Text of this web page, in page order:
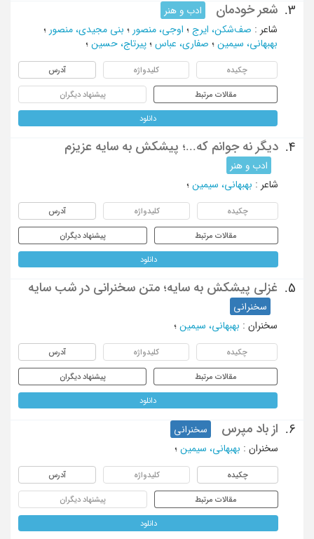
3. شعر خودمان
ادب و هنر
شاعر : صف‌شکن، ایرج ؛ اوجی، منصور ؛ بنی مجیدی، منصور ؛
بهبهانی، سیمین ؛ صفاری، عباس ؛ پیرتاج، حسین ؛
چکیده کلیدواژه آدرس
مقالات مرتبط پیشنهاد دیگران
دانلود
4. دیگر نه جوانم که...؛ پیشکش به سایه عزیزم
ادب و هنر
شاعر : بهبهانی، سیمین ؛
چکیده کلیدواژه آدرس
مقالات مرتبط پیشنهاد دیگران
دانلود
5. غزلی پیشکش به سایه؛ متن سخنرانی در شب سایه
سخنرانی
سخنران : بهبهانی، سیمین ؛
چکیده کلیدواژه آدرس
مقالات مرتبط پیشنهاد دیگران
دانلود
6. از باد مپرس
سخنرانی
سخنران : بهبهانی، سیمین ؛
چکیده کلیدواژه آدرس
مقالات مرتبط پیشنهاد دیگران
دانلود